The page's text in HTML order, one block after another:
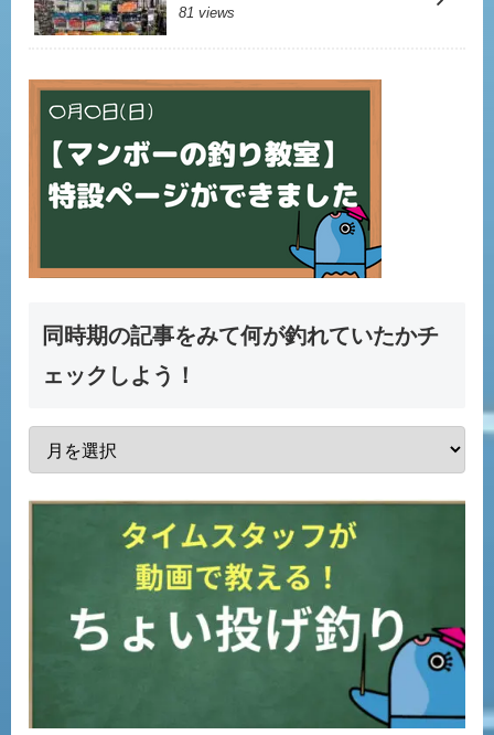
81 views
同時期の記事をみて何が釣れていたかチ
ェックしよう！